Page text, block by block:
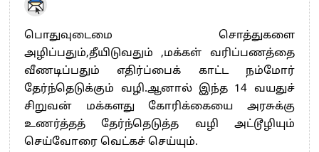
பொதுவுடைமை சொத்துகளை
அழிப்பதும்,தீயிடுவதும் ,மக்கள் வரிப்பணத்தை
வீணடிப்பதும் எதிர்ப்பைக் காட்ட நம்மோர்
தேர்ந்தெடுக்கும் வழி.ஆனால் இந்த 14 வயதுச்
சிறுவன் மக்களது கோரிக்கையை அரசுக்கு
உணர்த்தத் தேர்ந்தெடுத்த வழி அட்டூழியும்
செய்வோரை வெட்கச் செய்யும்.